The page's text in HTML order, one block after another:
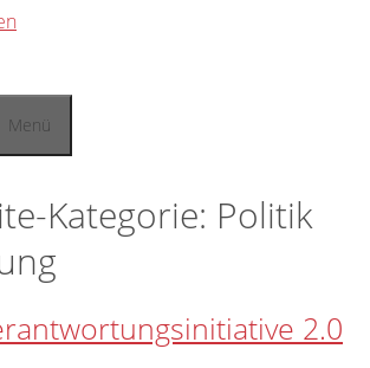
Menü
Kategorie: Politik
2.0